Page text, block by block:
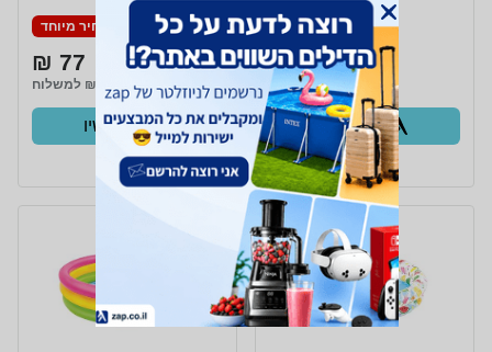
מחיר מיוחד
299 ₪
₪100 למשלוח
קנו עכשיו
ב- Zap
מחיר מיוחד
77 ₪
₪35 למשלוח
קנו עכשיו
ב- Zap